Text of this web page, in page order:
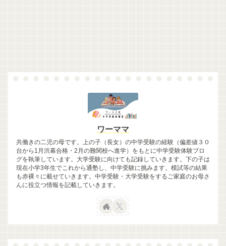
ワーママ
共働きの二児の母です。上の子（長女）の中学受験の経験（偏差値３０
台から1月渋幕合格・2月の難関校へ進学）をもとに中学受験体験ブロ
グを執筆しています。大学受験に向けても記録していきます。下の子は
現在小学3年生でこれから通塾し、中学受験に挑みます。模試等の結果
も赤裸々に載せていきます。中学受験・大学受験をするご家庭のお母さ
んに役立つ情報を記載していきます。